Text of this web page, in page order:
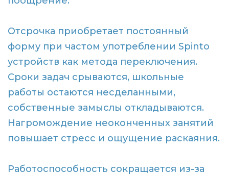
Отсрочка приобретает постоянный
форму при частом употреблении Spinto
устройств как метода переключения.
Сроки задач срываются, школьные
работы остаются несделанными,
собственные замыслы откладываются.
Нагромождение неоконченных занятий
повышает стресс и ощущение раскаяния.
Работоспособность сокращается из-за